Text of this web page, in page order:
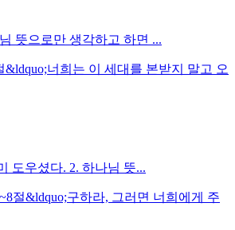
뜻으로만 생각하고 하면 ...
&ldquo;너희는 이 세대를 본받지 말고 오
도우셨다. 2. 하나님 뜻...
절&ldquo;구하라, 그러면 너희에게 주